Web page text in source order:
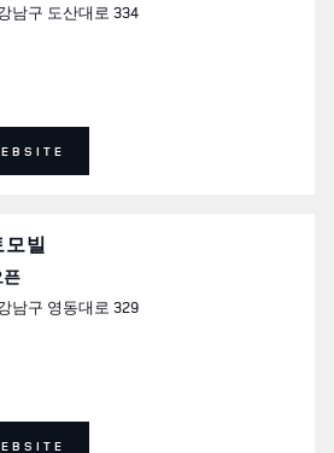
남구 도산대로 334
빌
픈
남구 영동대로 329